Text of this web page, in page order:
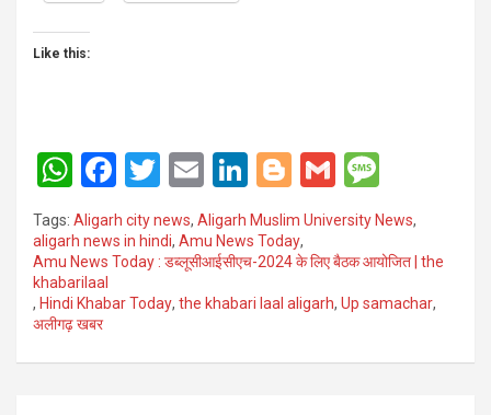
Like this:
W
h
at
s
A
F
ce
b
o
T
tt
er
E
m
ail
Li
n
ke
dI
n
Bl
o
g
g
er
G
m
ail
es
s
a
g
Tags: Aligarh city news, Aligarh Muslim University News,
aligarh news in hindi, Amu News Today,
Amu News Today : डब्लूसीआईसीएच-2024 के लिए बैठक आयोजित | the
khabarilaal
, Hindi Khabar Today, the khabari laal aligarh, Up samachar,
अलीगढ़ खबर